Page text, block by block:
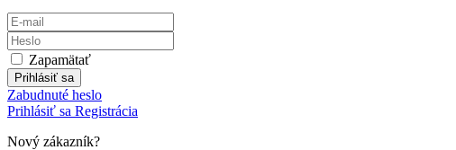
Zapamätať
Prihlásiť sa
Zabudnuté heslo
Prihlásiť sa Registrácia
Nový zákazník?